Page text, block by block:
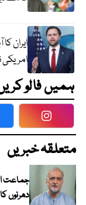
ایران
ہمیں فالو
متعلقہ خبریں
دھرنوں